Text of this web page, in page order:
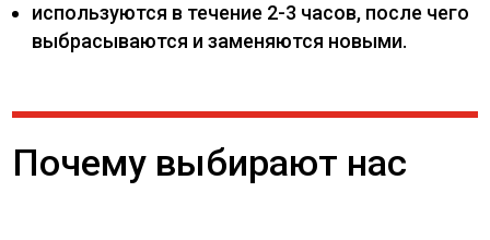
используются в течение 2-3 часов, после чего
выбрасываются и заменяются новыми.
Почему выбирают нас